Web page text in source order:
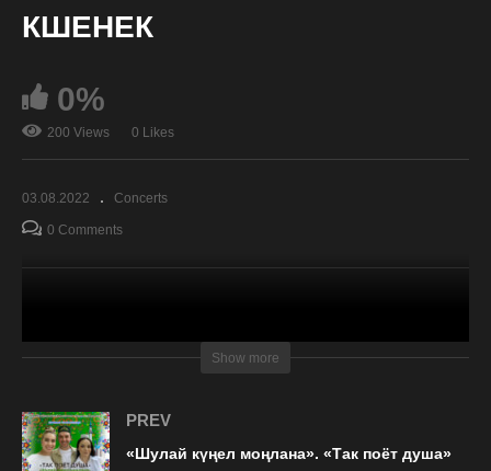
КШЕНЕК
0%
200 Views 0 Likes
03.08.2022 Concerts
0 Comments
Show more
PREV
«Шулай күңел моңлана». «Так поёт душа»